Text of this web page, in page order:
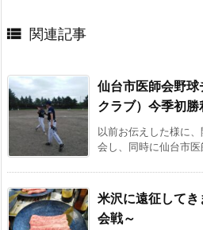
 関連記事
仙台市医師会野
クラブ）今季初勝
以前お伝えした様に
会し、同時に仙台市
米沢に遠征して
会戦～